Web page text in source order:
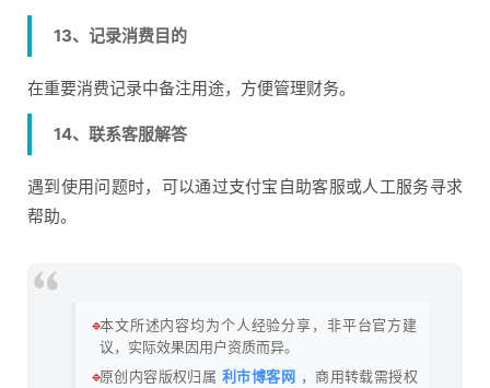
13、记录消费目的
在重要消费记录中备注用途，方便管理财务。
14、联系客服解答
遇到使用问题时，可以通过支付宝自助客服或人工服务寻求
帮助。
🔹本文所述内容均为个人经验分享，非平台官方建
议，实际效果因用户资质而异。
🔹原创内容版权归属 利市博客网 ，商用转载需授权